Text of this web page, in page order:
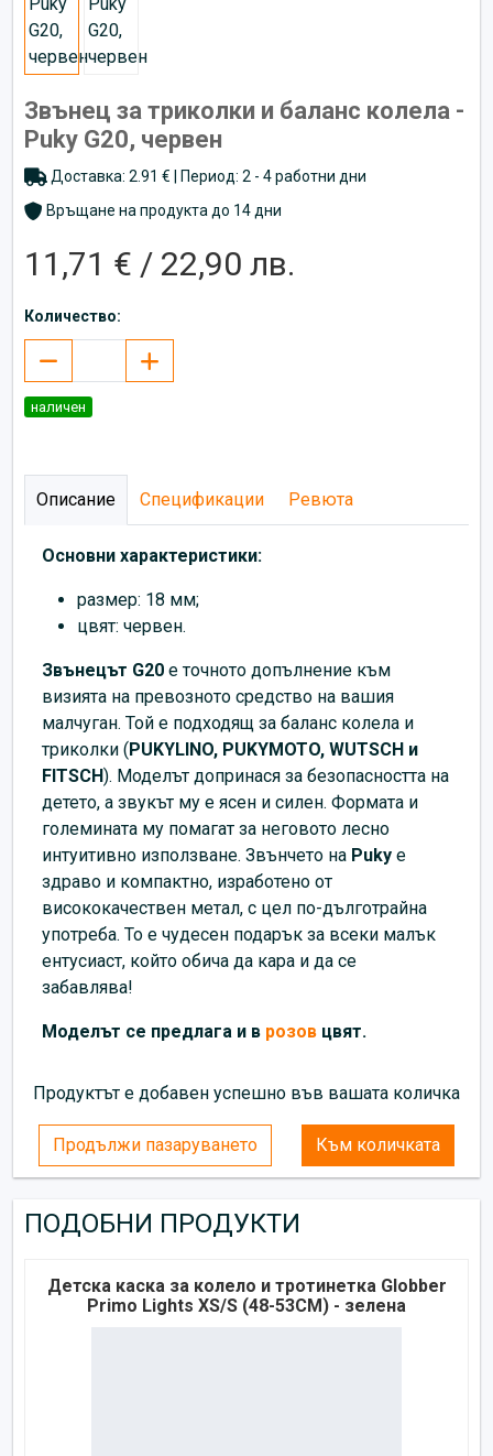
Звънец за триколки и баланс колела -
Puky G20, червен
Доставка: 2.91 € | Период: 2 - 4 работни дни
Връщане на продукта до 14 дни
11,71 € / 22,90 лв.
Количество:
наличен
Описание Спецификации Ревюта
Основни характеристики:
размер: 18 мм;
цвят: червен.
Звънецът G20 е точното допълнение към
визията на превозното средство на вашия
малчуган. Той е подходящ за баланс колела и
триколки (PUKYLINO, PUKYMOTO, WUTSCH и
FITSCH). Моделът допринася за безопасността на
детето, а звукът му е ясен и силен. Формата и
големината му помагат за неговото лесно
интуитивно използване. Звънчето на Puky е
здраво и компактно, изработено от
висококачествен метал, с цел по-дълготрайна
употреба. То е чудесен подарък за всеки малък
ентусиаст, който обича да кара и да се
забавлява!
Моделът се предлага и в розов цвят.
Продуктът е добавен успешно във вашата количка
Продължи пазаруването Към количката
ПОДОБНИ ПРОДУКТИ
Детска каска за колело и тротинетка Globber
Primo Lights XS/S (48-53CM) - зелена